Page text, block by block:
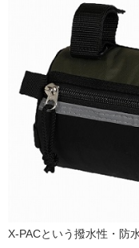
X-PACという撥水性・防